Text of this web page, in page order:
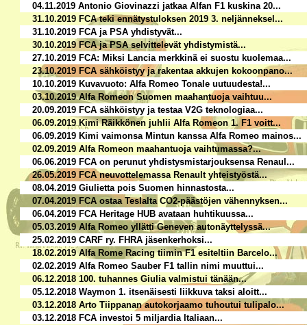
04.11.2019 Antonio Giovinazzi jatkaa Alfan F1 kuskina 20...
31.10.2019 FCA teki ennätystuloksen 2019 3. neljänneksel...
31.10.2019 FCA ja PSA yhdistyvät...
30.10.2019 FCA ja PSA selvittelevät yhdistymistä...
27.10.2019 FCA: Miksi Lancia merkkinä ei suostu kuolemaa...
23.10.2019 FCA sähköistyy ja rakentaa akkujen kokoonpano...
10.10.2019 Kuvavuoto: Alfa Romeo Tonale uutuudesta!...
03.10.2019 Alfa Romeon Suomen maahantuoja vaihtuu...
20.09.2019 FCA sähköistyy ja testaa V2G teknologiaa...
06.09.2019 Kimi Räikkönen juhlii Alfa Romeon 1. F1 voitt...
06.09.2019 Kimi vaimonsa Mintun kanssa Alfa Romeo mainos...
02.09.2019 Alfa Romeon maahantuoja vaihtumassa?...
06.06.2019 FCA on perunut yhdistysmistarjouksensa Renaul...
26.05.2019 FCA neuvottelemassa Renault yhteistyöstä...
08.04.2019 Giulietta pois Suomen hinnastosta...
07.04.2019 FCA ostaa Teslalta CO2-päästöjen vähennyksen...
06.04.2019 FCA Heritage HUB avataan huhtikuussa...
05.03.2019 Alfa Romeo yllätti Geneven autonäyttelyssä...
25.02.2019 CARF ry. FHRA jäsenkerhoksi...
18.02.2019 Alfa Rome Racing tiimin F1 esiteltiin Barcelo...
02.02.2019 Alfa Romeo Sauber F1 tallin nimi muuttui...
06.12.2018 100. tuhannes Giulia valmistui tänään...
05.12.2018 Waymon 1. itsenäisesti liikkuva taksi aloitt...
03.12.2018 Arto Tiippanan autokorjaamo tuhoutui tulipalo...
03.12.2018 FCA investoi 5 miljardia Italiaan...